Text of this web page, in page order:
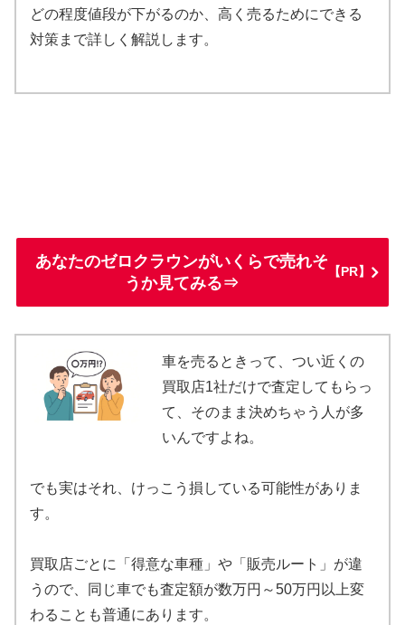
どの程度値段が下がるのか、高く売るためにできる
対策まで詳しく解説します。
あなたのゼロクラウンがいくらで売れそ
うか見てみる⇒
【PR】
車を売るときって、つい近くの
買取店1社だけで査定してもらっ
て、そのまま決めちゃう人が多
いんですよね。
でも実はそれ、けっこう損している可能性がありま
す。
買取店ごとに「得意な車種」や「販売ルート」が違
うので、同じ車でも査定額が数万円～50万円以上変
わることも普通にあります。